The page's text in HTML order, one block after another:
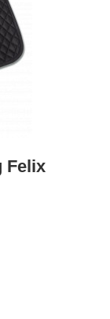
Felix